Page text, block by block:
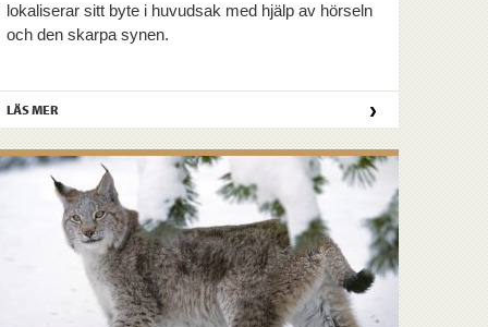
lokaliserar sitt byte i huvudsak med hjälp av hörseln
och den skarpa synen.
LÄS MER ›